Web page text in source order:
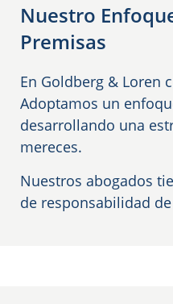
Nuestro
Premisas
En Goldberg & Loren
Adoptamos un
desarrollando una
mereces.
Nuestros abogados
de responsabilidad